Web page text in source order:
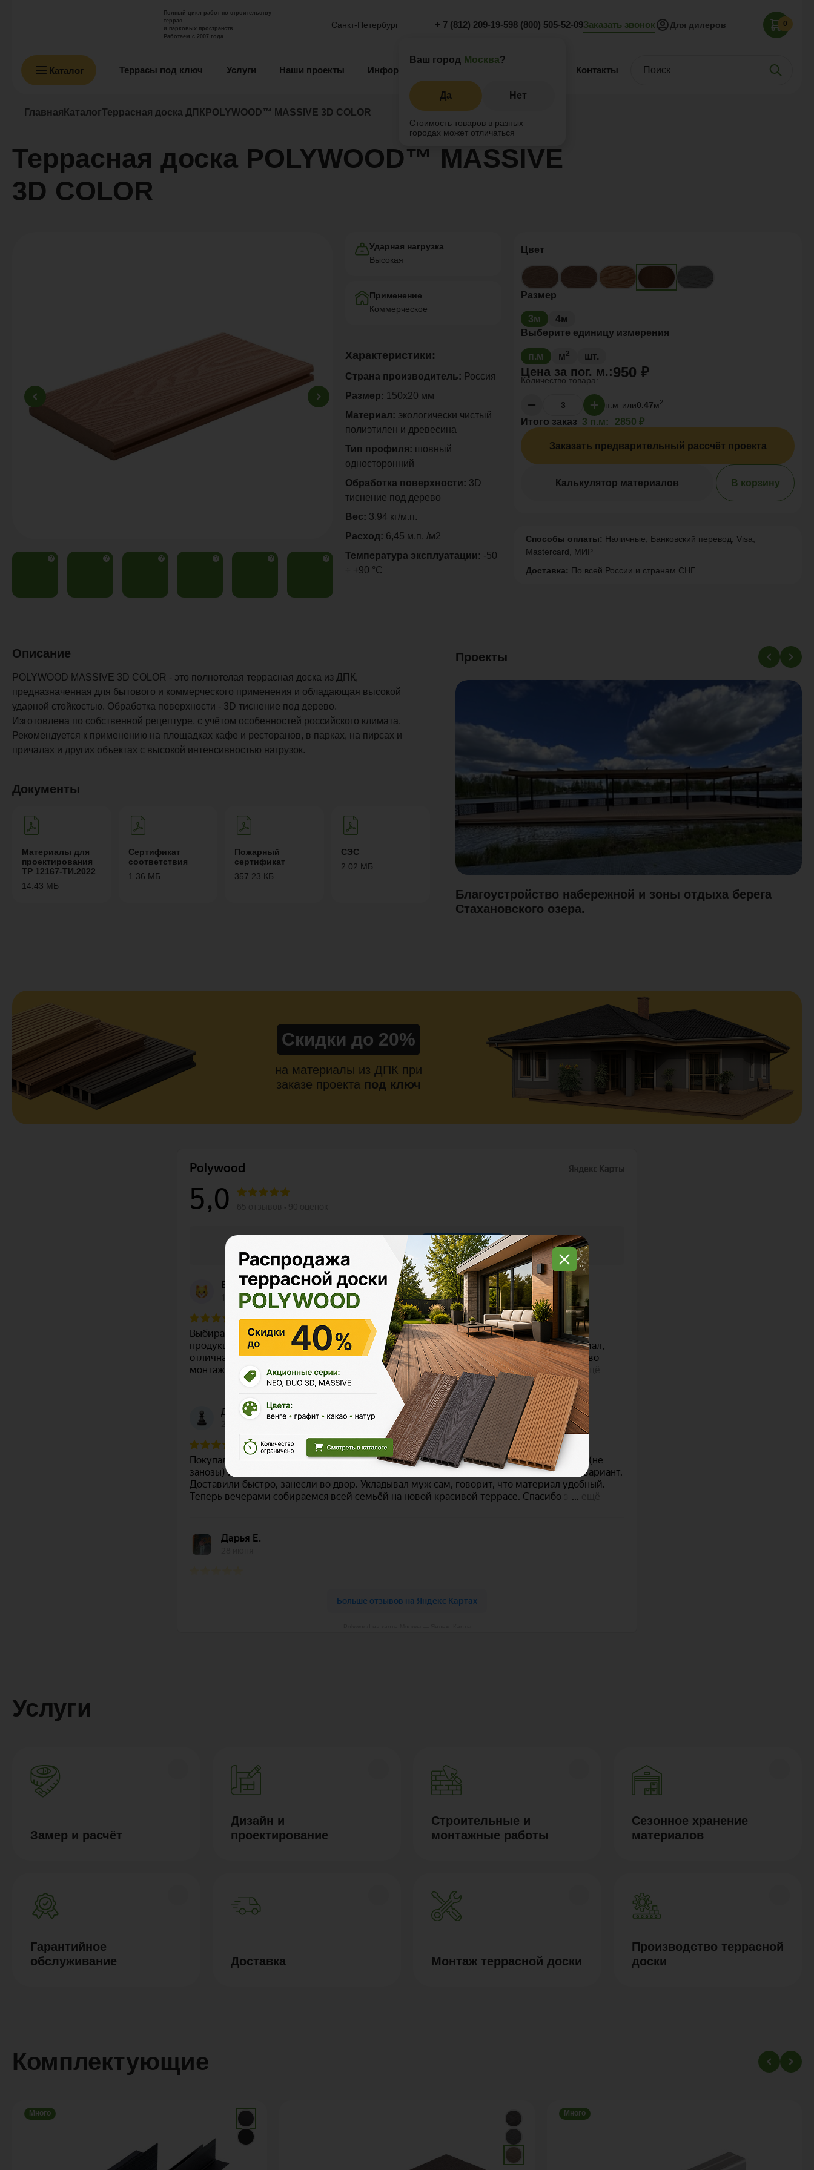
Полный цикл работ по строительству
террас
и парковых пространств.
Работаем с 2007 года.
Санкт-Петербург
Ваш город Москва?
Да Нет
Стоимость товаров в разных
городах может отличаться
+ 7 (812) 209-19-598 (800) 505-52-09Заказать звонок Для дилеров 0
Каталог Террасы под ключ Услуги Наши проекты Информация Контакты
Главная КаталогТеррасная доска ДПК POLYWOOD™ MASSIVE 3D COLOR
Террасная доска POLYWOOD™ MASSIVE
3D COLOR
? ? ? ? ? ?
Цвет
Размер
3м
4м
Выберите единицу измерения
п.м м2 шт.
Цена за пог. м.:950 ₽
Количество товара:
п.м или0.47м2
Итого заказ 3 п.м: 2850 ₽
Заказать предварительный рассчёт проекта
Калькулятор материалов В корзину
Способы оплаты: Наличные, Банковский перевод, Visa,
Mastercard, МИР
Доставка: По всей России и странам СНГ
Ударная нагрузка
Высокая
Применение
Коммерческое
Характеристики:
Страна производитель: Россия
Размер: 150х20 мм
Материал: экологически чистый
полиэтилен и древесина
Тип профиля: шовный
односторонний
Обработка поверхности: 3D
тиснение под дерево
Вес: 3,94 кг/м.п.
Расход: 6,45 м.п. /м2
Температура эксплуатации: -50
÷ +90 °C
Описание
POLYWOOD MASSIVE 3D COLOR - это полнотелая террасная доска из ДПК,
предназначенная для бытового и коммерческого применения и обладающая высокой
ударной стойкостью. Обработка поверхности - 3D тиснение под дерево.
Изготовлена по собственной рецептуре, с учётом особенностей российского климата.
Рекомендуется к применению на площадках кафе и ресторанов, в парках, на пирсах и
причалах и других объектах с высокой интенсивностью нагрузок.
Документы
Материалы для
проектирования
ТР 12167-ТИ.2022
14.43 МБ
Сертификат
соответствия
1.36 МБ
Пожарный
сертификат
357.23 КБ
СЭС
2.02 МБ
Проекты
Благоустройство набережной и зоны отдыха берега
Стахановского озера.
Скидки до 20%
на материалы из ДПК при
заказе проекта под ключ
Услуги
Замер и расчёт
Дизайн и
проектирование
Строительные и
монтажные работы
Сезонное хранение
материалов
Гарантийное
обслуживание
Доставка Монтаж террасной доски
Производство террасной
доски
Комплектующие
Много Много